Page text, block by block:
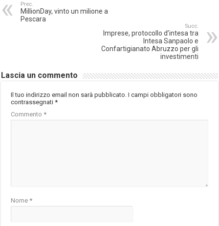
Prec.
MillionDay, vinto un milione a
Pescara
Succ.
Imprese, protocollo d’intesa tra
Intesa Sanpaolo e
Confartigianato Abruzzo per gli
investimenti
Lascia un commento
Il tuo indirizzo email non sarà pubblicato. I campi obbligatori sono
contrassegnati*
Commento*
Nome*